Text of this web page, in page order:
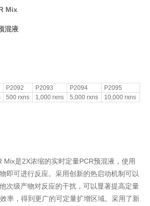
Mix
混液
P2092 P2093 P2094
P2095
500 rxns 1,000 rxns 5,000 rxns 10,000 rxns
Mix是2X浓缩的实时定量PCR预混液，使用
即可进行反应。采用创新的热启动机制可以
次级产物对反应的干扰，可以显著提高定量
率，得到更广的可定量扩增区域。采用了新